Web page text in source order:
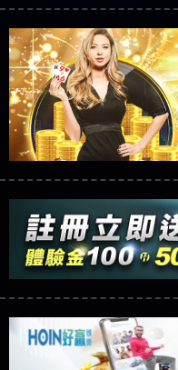
錢怎麼辦 本文教你
KnTop是詐騙嗎 【
的錢一招拿回
【免費討回資金賴
機台運算專案是不
被機台運算專案詐
回被騙資金
【其他問題】
討回資金賴zg369】
騙 Hoyabit是真的嗎 被
本文教你如何拿回被
【其他問題】KS.M
中【免費討回資金賴
騙嗎 KS.M多元化行銷
真的嗎 被KS.M多元
你如何拿回被騙資金
【其他問題】免費追
家 Family & Love如何詐
騙 野原家 Family &
詐騙嗎 165多次通報野
請遠離
【其他問題】元盈
討回資金賴zg369】
詐騙 元盈橋是真的
本文教你如何拿回被
【其他問題】被騙追
型詐騙手法欺詐群眾
是詐騙 M.L.Edge是詐騙
【其他問題】
費討回資金賴zg369】
【其他問題】FLTO
被騙資金
ALYWS是詐騙嗎 （
者免費援助賴zg369
當是真的嗎 當當是
利回報被騙的家破人
【其他問題】用理
娛樂之旅
【其他問題】【老
這樣挑！RTP、波動
【推薦博弈】這款《
過才知道什麼叫超過
【推薦博弈】BNG電
51,000倍數玩法攻略
【其他問題】「拆
賴zg369」力智投資
【其他問題】 【遇
【Wei】讚
【沈樂慧】又是九州
【林伊依】爛死了
【陳靜茹】推薦小
【黃家羭】推推
【AVA娛樂城】還會
好厲
【陳順堪】黑網不出
【黃伊珊】不推薦爛
【陳順堪】星匯娛
金
【陳順堪】黑網出
【玩運彩】
【asd】唬爛不出金
【蘇俊曄】所以會
【侯依揚】廢物喔
【傑】推代理真的
【盧鴻傑】請問一下